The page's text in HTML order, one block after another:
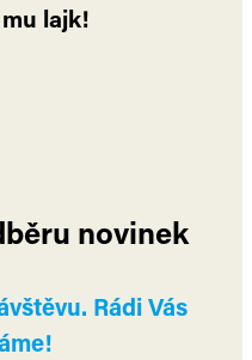
lajk!
novinek
Rádi Vás